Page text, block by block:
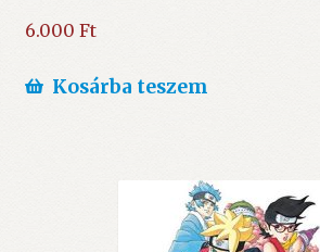
6.000 Ft
Kosárba teszem